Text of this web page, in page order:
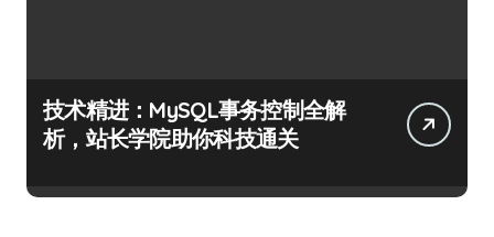
技术精进：MySQL事务控制全解
析，站长学院助你科技通关